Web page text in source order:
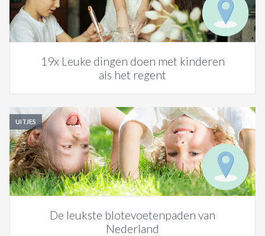
19x Leuke dingen doen met kinderen
als het regent
UITJES
De leukste blotevoetenpaden van
Nederland